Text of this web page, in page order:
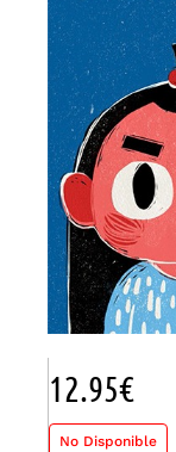
12.95€
No Disponible